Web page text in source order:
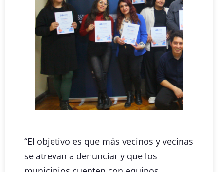
“El objetivo es que más vecinos y vecinas
se atrevan a denunciar y que los